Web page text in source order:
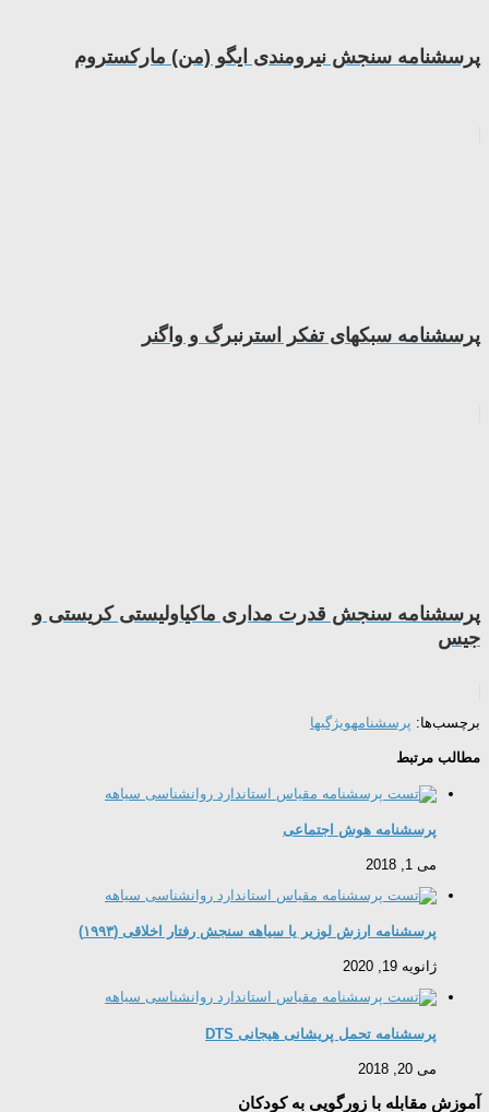
پرسشنامه سنجش نیرومندی ایگو (من) مارکستروم
پرسشنامه سبکهای تفکر استرنبرگ و واگنر
پرسشنامه سنجش قدرت مداری ماکیاولیستی کریستی و
جیس
برچسب‌ها: پرسشنامهویژگیها
مطالب مرتبط
پرسشنامه هوش اجتماعی
می 1, 2018
پرسشنامه ارزش لوزیر یا سیاهه سنجش رفتار اخلاقی (۱۹۹۳)
ژانویه 19, 2020
پرسشنامه تحمل پریشانی هیجانی DTS
می 20, 2018
آموزش مقابله با زورگویی به کودکان